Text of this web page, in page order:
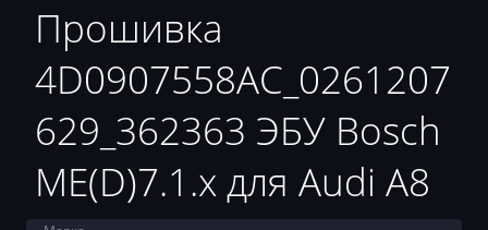
Прошивка
4D0907558AC_0261207
629_362363 ЭБУ Bosch
ME(D)7.1.x для Audi A8